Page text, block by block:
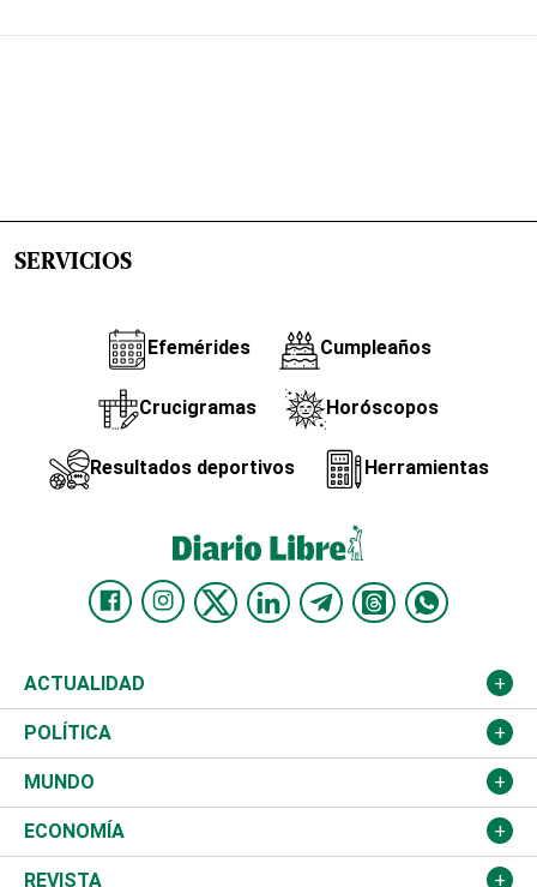
SERVICIOS
Efemérides Cumpleaños
Crucigramas Horóscopos
Resultados deportivos Herramientas
ACTUALIDAD
Nacional
Ciudad
Educación
Salud
POLÍTICA
Partidos
JCE
TSE
MUNDO
Estados Unidos
América Latina
ECONOMÍA
Finanzas
REVISTA